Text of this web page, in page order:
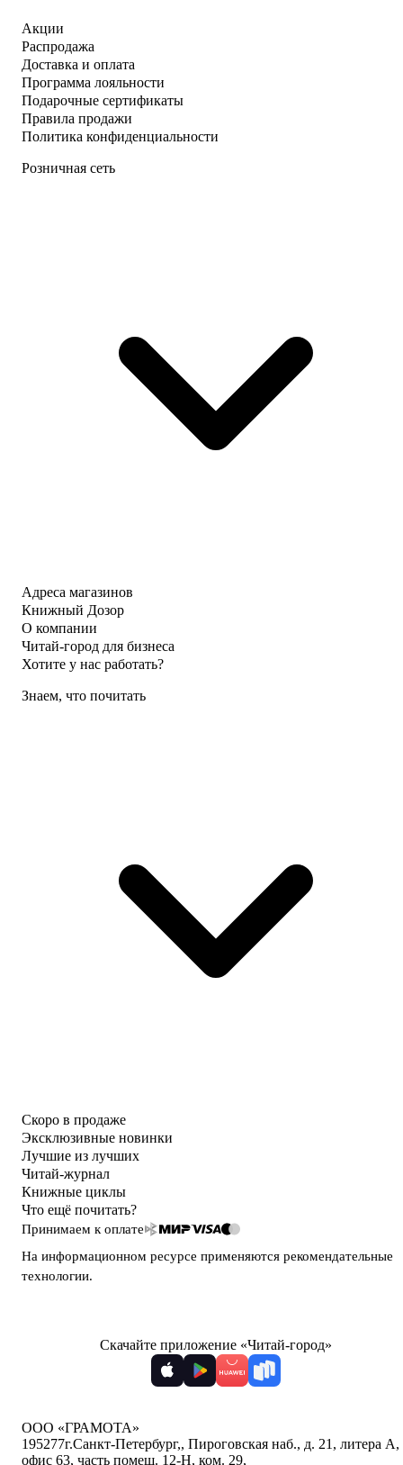
Акции
Распродажа
Доставка и оплата
Программа лояльности
Подарочные сертификаты
Правила продажи
Политика конфиденциальности
Розничная сеть
Адреса магазинов
Книжный Дозор
О компании
Читай-город для бизнеса
Хотите у нас работать?
Знаем, что почитать
Скоро в продаже
Эксклюзивные новинки
Лучшие из лучших
Читай-журнал
Книжные циклы
Что ещё почитать?
Принимаем к оплате
На информационном ресурсе применяются рекомендательные
технологии.
Скачайте приложение «Читай-город»
ООО «ГРАМОТА»
195277г.Санкт-Петербург,, Пироговская наб., д. 21, литера А,
офис 63, часть помещ. 12-Н, ком. 29,